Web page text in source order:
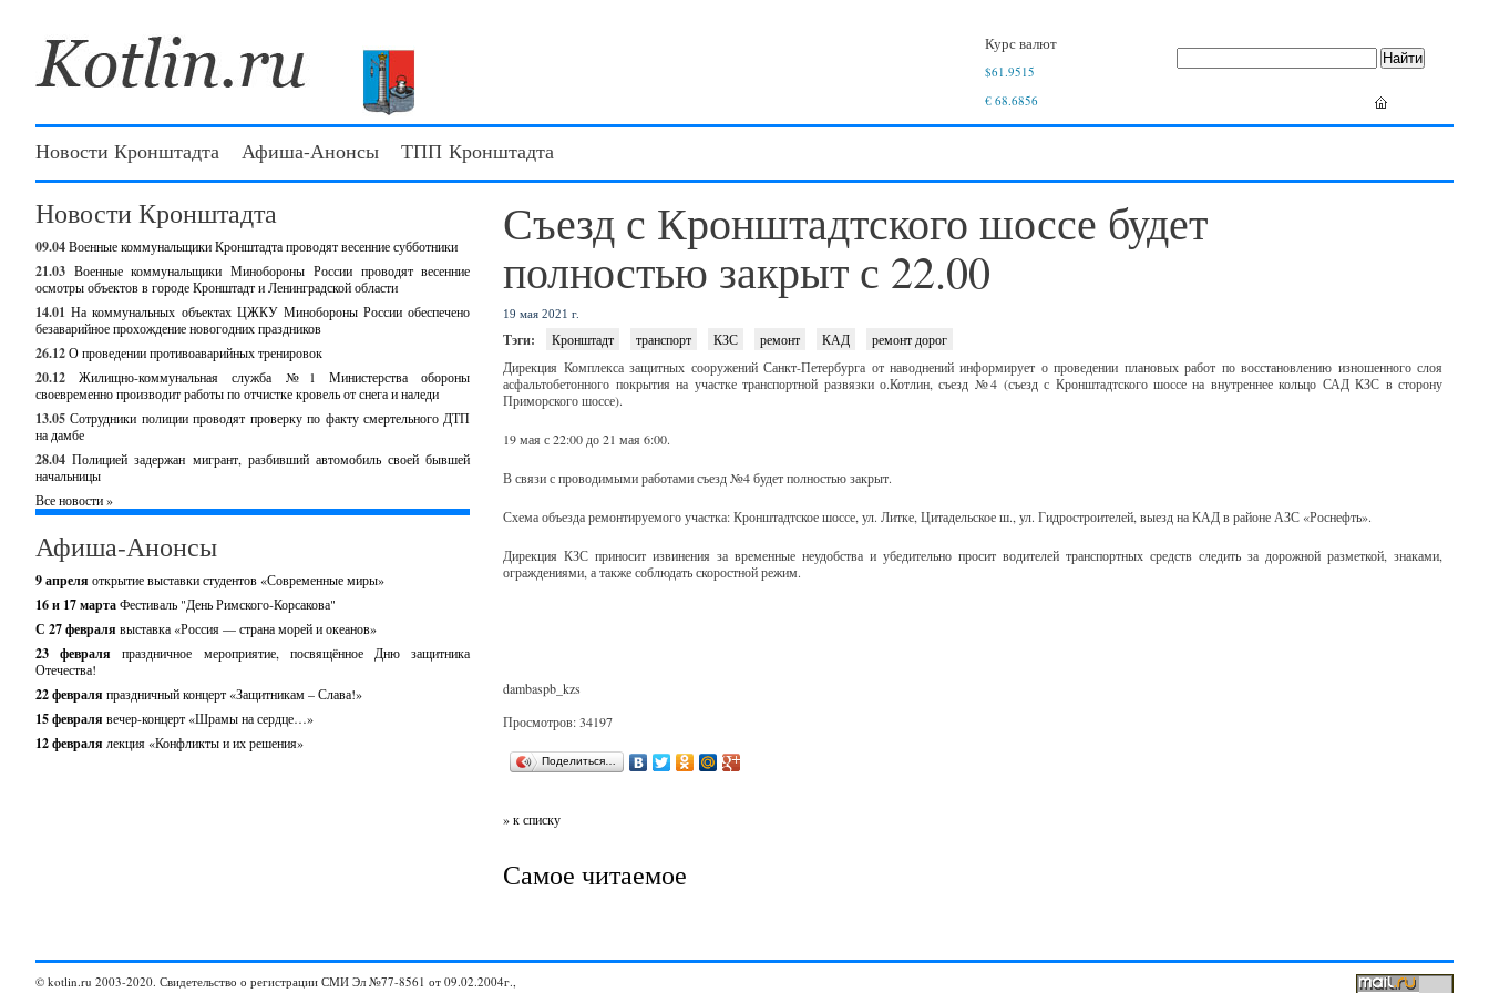
Курс валют
$61.9515
€ 68.6856
Новости Кронштадта Афиша-Анонсы ТПП Кронштадта
Новости Кронштадта
09.04Военные коммунальщики Кронштадта проводят весенние субботники
21.03 Военные коммунальщики Минобороны России проводят весенние
осмотры объектов в городе Кронштадт и Ленинградской области
14.01 На коммунальных объектах ЦЖКУ Минобороны России обеспечено
безаварийное прохождение новогодних праздников
26.12О проведении противоаварийных тренировок
20.12
Жилищно-коммунальная служба №1 Министерства обороны
своевременно производит работы по отчистке кровель от снега и наледи
13.05 Сотрудники полиции проводят проверку по факту смертельного ДТП
на дамбе
28.04 Полицией задержан мигрант, разбивший автомобиль своей бывшей
начальницы
Все новости »
Афиша-Анонсы
9 апреля открытие выставки студентов «Современные миры»
16 и 17 мартаФестиваль "День Римского-Корсакова"
С 27 февраля выставка «Россия — страна морей и океанов»
23 февраляпраздничное мероприятие, посвящённое Дню защитника
Отечества!
22 февраля праздничный концерт «Защитникам – Слава!»
15 февраля вечер-концерт «Шрамы на сердце…»
12 февраля лекция «Конфликты и их решения»
Съезд с Кронштадтского шоссе будет
полностью закрыт с 22.00
19 мая 2021 г.
Тэги: Кронштадт транспорт КЗС ремонт КАД
ремонт дорог
Дирекция Комплекса защитных сооружений Санкт-Петербурга от наводнений информирует о проведении плановых работ по восстановлению изношенного слоя
асфальтобетонного покрытия на участке транспортной развязки о.Котлин, съезд №4 (съезд с Кронштадтского шоссе на внутреннее кольцо САД КЗС в сторону
Приморского шоссе).
19 мая с 22:00 до 21 мая 6:00.
В связи с проводимыми работами съезд №4 будет полностью закрыт.
Схема объезда ремонтируемого участка: Кронштадтское шоссе, ул. Литке, Цитадельское ш., ул. Гидростроителей, выезд на КАД в районе АЗС «Роснефть».
Дирекция КЗС приносит извинения за временные неудобства и убедительно просит водителей транспортных средств следить за дорожной разметкой, знаками,
ограждениями, а также соблюдать скоростной режим.
dambaspb_kzs
Просмотров: 34197
Поделиться…
» к списку
Самое читаемое
© kotlin.ru 2003-2020. Свидетельство о регистрации СМИ Эл №77-8561 от 09.02.2004г.,